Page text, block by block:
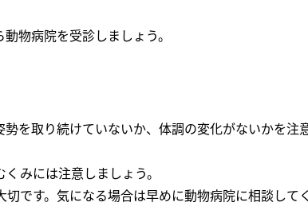
物病院を受診しましょう。
を取り続けていないか、体調の変化がないかを注
みには注意しましょう。
です。気になる場合は早めに動物病院に相談して